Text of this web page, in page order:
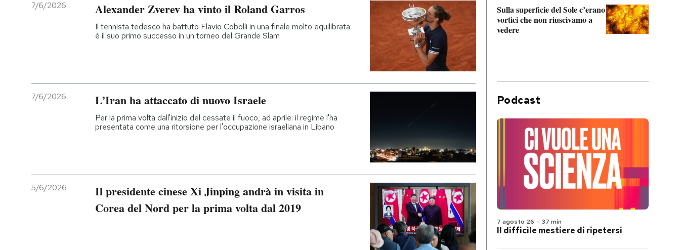
7/6/2026 Alexander Zverev ha vinto il Roland Garros
Il tennista tedesco ha battuto Flavio Cobolli in una finale molto equilibrata:
è il suo primo successo in un torneo del Grande Slam
7/6/2026 L’Iran ha attaccato di nuovo Israele
Per la prima volta dall'inizio del cessate il fuoco, ad aprile: il regime l'ha
presentata come una ritorsione per l'occupazione israeliana in Libano
5/6/2026
Il presidente cinese Xi Jinping andrà in visita in
Corea del Nord per la prima volta dal 2019
Sulla superficie del Sole c’erano
vortici che non riuscivamo a
vedere
Podcast
7 agosto 26 - 37 min
Il difficile mestiere di ripetersi